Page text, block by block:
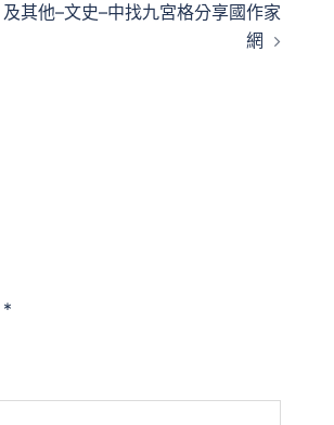
其他–文史–中找九宮格分享國作家
網
*